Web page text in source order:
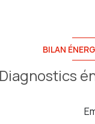
BILAN
Diagnostics